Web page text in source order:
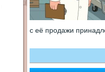
с её продажи